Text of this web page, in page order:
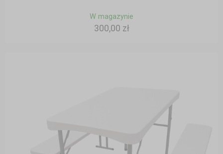
W magazynie
300,00 zł